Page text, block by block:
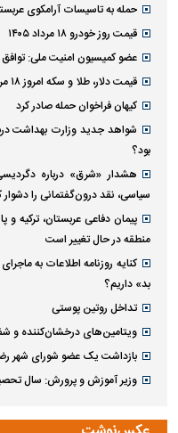
حمله به تاسیسات آرامکوی
قیمت روز خودرو ۱۸ مرداد ۱۴۰۵
عضو کمیسیون امنیت ملی:
قیمت دلار، طلا و سکه امروز ۱۸ مرداد ۱۴۰۵
کیهان فراخوان حمله صادر کرد
شواهد جدید وزارت بهداشت
بود؟
هشدار «شرق» درباره
سیاسی، نقد درون‌گفتمانی را
پیمان دفاعی عربستان، ترکیه
منطقه در حال تغییر است
کنایه روزنامه اطلاعات به
بد» داریم؟
تداخل روتین پوستی
ویتامین‌های درخشان‌کننده و
بازداشت یک عضو شورای شهر
وزیر آموزش و پرورش: سال